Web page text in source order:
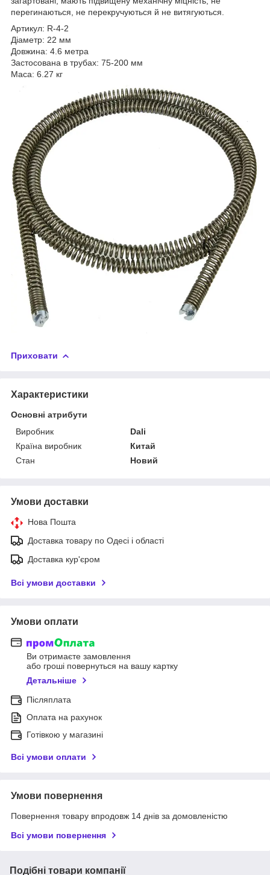
перегинаються, не перекручуються й не витягуються.
Артикул: R-4-2
Діаметр: 22 мм
Довжина: 4.6 метра
Застосована в трубах: 75-200 мм
Маса: 6.27 кг
Приховати
Характеристики
Основні атрибути
Виробник
Dali
Країна виробник
Китай
Стан
Новий
Умови доставки
Нова Пошта
Доставка товару по Одесі і області
Доставка кур'єром
Всі умови доставки
Умови оплати
Ви отримаєте замовлення
або гроші повернуться на вашу картку
Детальніше
Післяплата
Оплата на рахунок
Готівкою у магазині
Всі умови оплати
Умови повернення
Повернення товару впродовж 14 днів за домовленістю
Всі умови повернення
Подібні товари компанії